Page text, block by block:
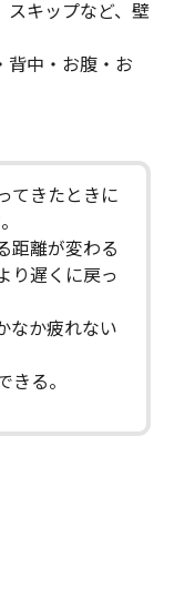
スキップなど、壁
背中・お腹・お
てきたときに
距離が変わる
り遅くに戻っ
なか疲れない
きる。